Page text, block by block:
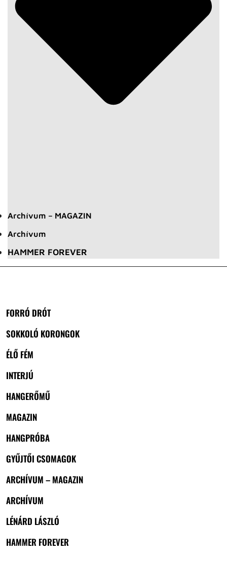
Archívum – MAGAZIN
Archívum
HAMMER FOREVER
FORRÓ DRÓT
SOKKOLÓ KORONGOK
ÉLŐ FÉM
INTERJÚ
HANGERŐMŰ
MAGAZIN
HANGPRÓBA
GYŰJTŐI CSOMAGOK
ARCHÍVUM – MAGAZIN
ARCHÍVUM
LÉNÁRD LÁSZLÓ
HAMMER FOREVER